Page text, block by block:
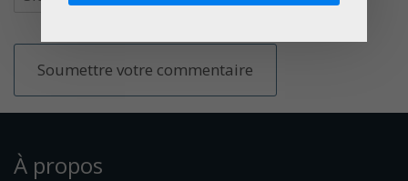
À propos